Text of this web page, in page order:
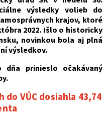
výsledky volieb do
krajov, ktoré
2022. Išlo o historicky
novinkou bola aj plná
výsledkov.
dňa prinieslo očakávaný
VÚC dosiahla 43,74